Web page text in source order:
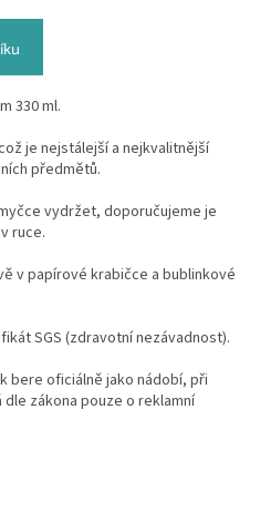
330 ml.
je nejstálejší a nejkvalitnější
předmětů.
vydržet, doporučujeme je
ruce.
v papírové krabičce a bublinkové
SGS (zdravotní nezávadnost).
bere oficiálně jako nádobí, při
zákona pouze o reklamní